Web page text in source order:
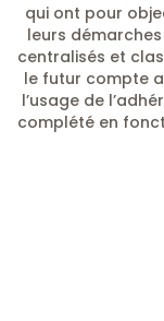
qui ont pour
leurs
centralisés et
le futur compte
l’usage de
complété en